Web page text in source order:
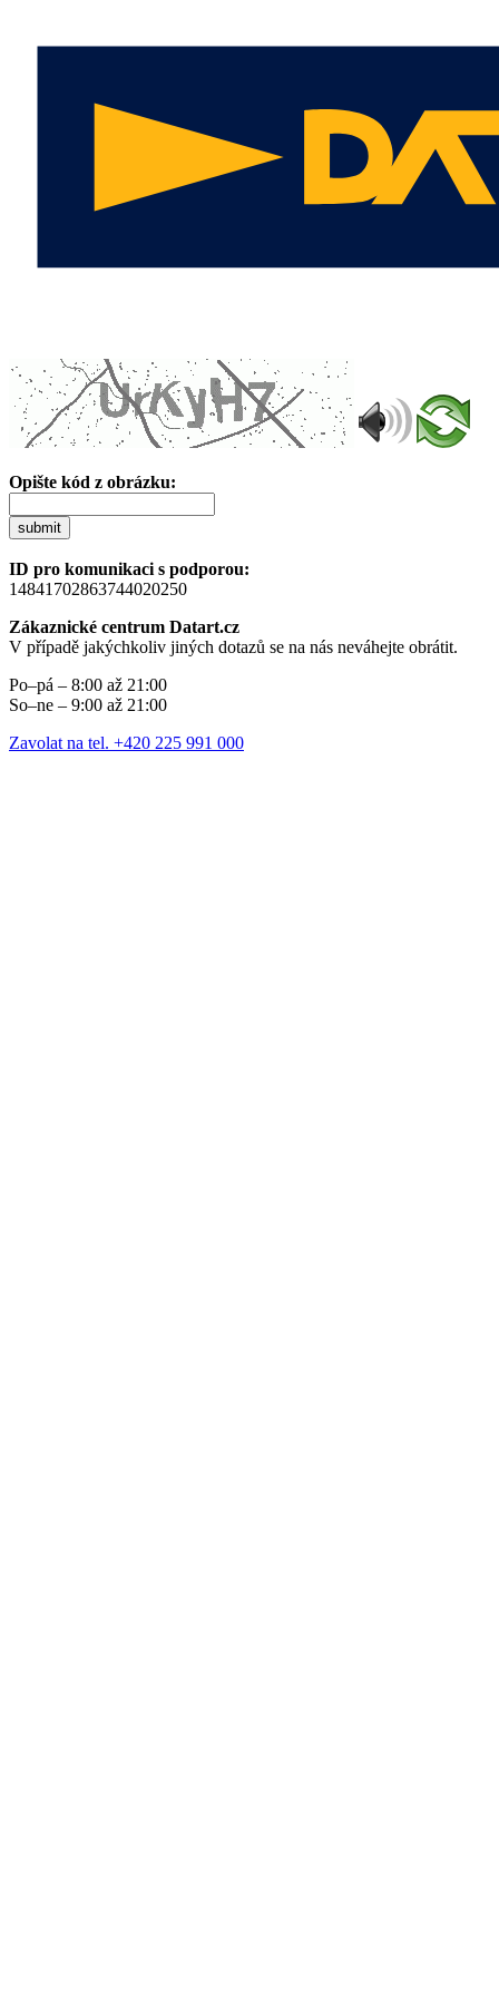
Opište kód z obrázku:
submit
ID pro komunikaci s podporou:
14841702863744020250
Zákaznické centrum Datart.cz
V případě jakýchkoliv jiných dotazů se na nás neváhejte obrátit.
Po–pá – 8:00 až 21:00
So–ne – 9:00 až 21:00
Zavolat na tel. +420 225 991 000